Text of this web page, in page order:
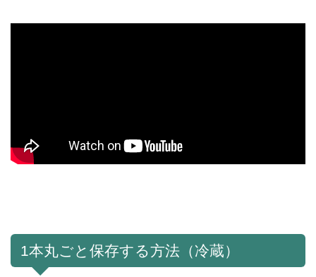
1本丸ごと保存する方法（冷蔵）